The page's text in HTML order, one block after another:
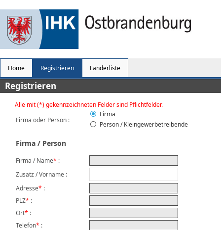
Home Registrieren Länderliste
Registrieren
Alle mit (*) gekennzeichneten Felder sind Pflichtfelder.
Firma oder Person :
Firma
Person / Kleingewerbetreibende
Firma / Person
Firma / Name* :
Zusatz / Vorname :
Adresse* :
PLZ* :
Ort* :
Telefon* :